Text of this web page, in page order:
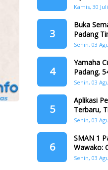
dr. Ulya
Kamis, 30
3
Buka
Padang
Padang
Senin, 03
4
Yamaha
Padang,
Seri II
Senin, 03
5
Aplikasi
Terbaru,
Crazy
Senin, 03
6
SMAN 1
Wawako:
Karakter
Senin, 03